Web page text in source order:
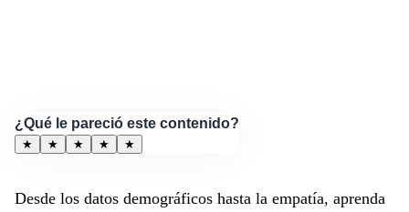
¿Qué le pareció este contenido?
★ ★ ★ ★ ★
Desde los datos demográficos hasta la empatía, aprenda